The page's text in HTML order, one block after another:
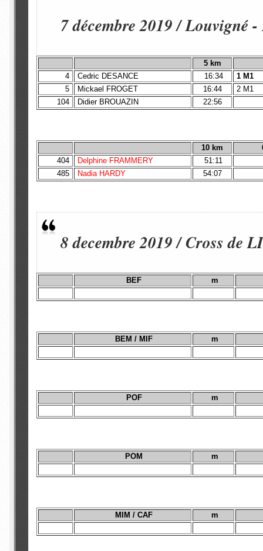
7 décembre 2019 / Louvigné
5 km
4
Cedric DESANCE 16:34
1 M1
5
Mickael FROGET 16:44
2 M1
104
Didier BROUAZIN 22:56
10 km
404
Delphine FRAMMERY
51:11
485
Nadia HARDY 54:07
8 decembre 2019 / Cross de
BEF m
BEM / MIF m
POF m
POM m
MIM / CAF m